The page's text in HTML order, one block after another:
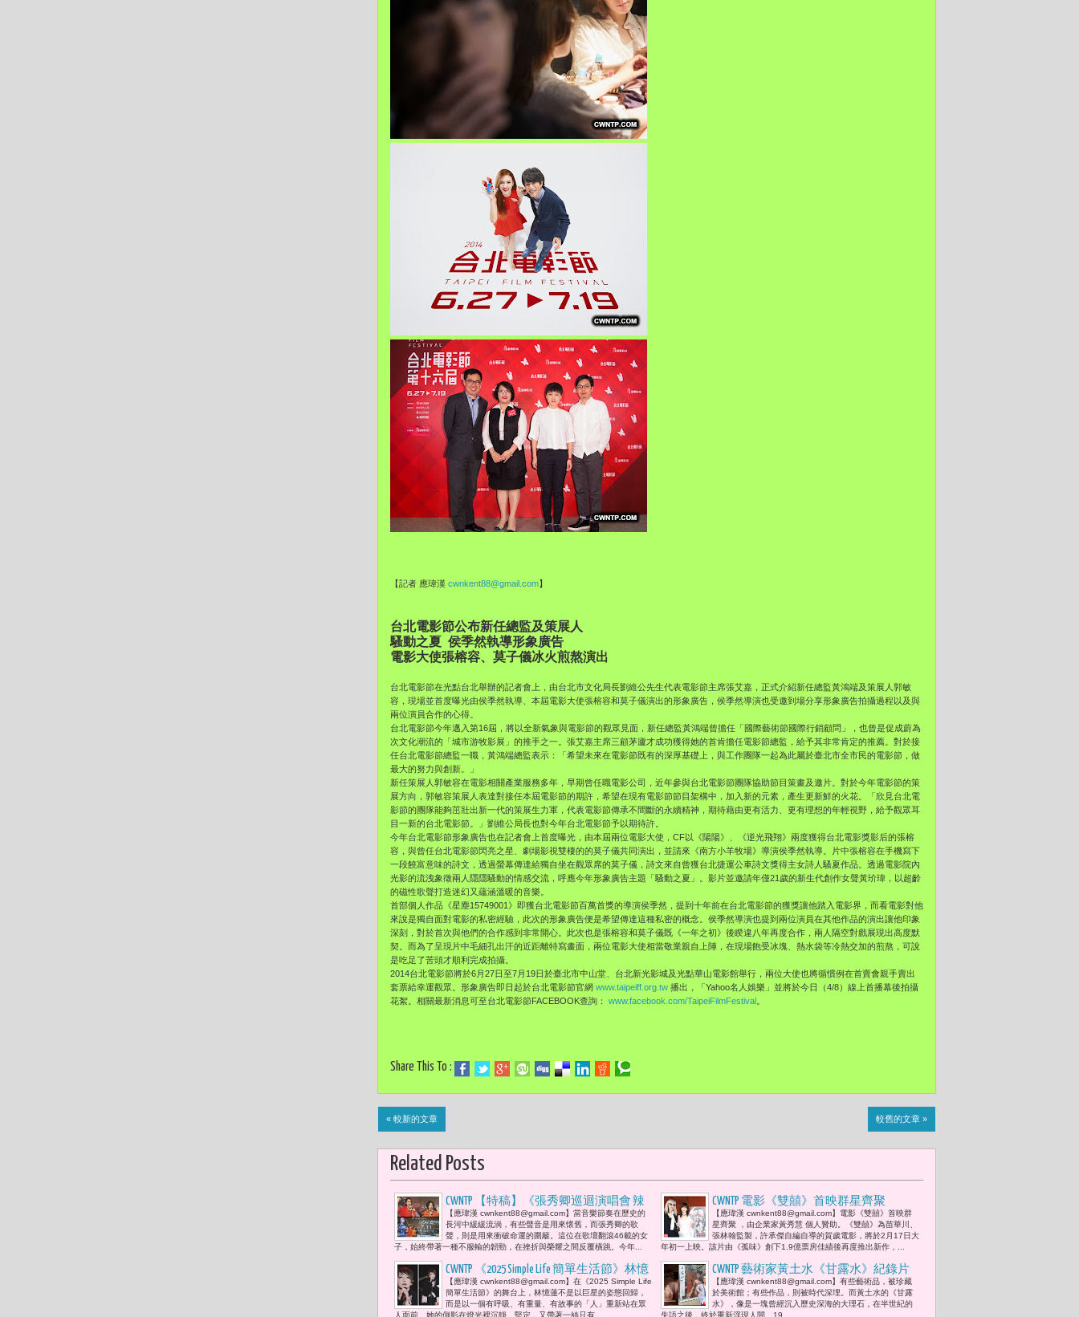
【記者 應瑋漢 cwnkent88@gmail.com】
台北電影節公布新任總監及策展人
騷動之夏 侯季然執導形象廣告
電影大使張榕容、莫子儀冰火煎熬演出
台北電影節在光點台北舉辦的記者會上，由台北市文化局長劉維公先生代表電影節主席張艾嘉，正式介紹新任總監黃鴻端及策展人郭敏
容，現場並首度曝光由侯季然執導、本屆電影大使張榕容和莫子儀演出的形象廣告，侯季然導演也受邀到場分享形象廣告拍攝過程以及與
兩位演員合作的心得。
台北電影節今年邁入第16屆，將以全新氣象與電影節的觀眾見面，新任總監黃鴻端曾擔任「國際藝術節國際行銷顧問」，也曾是促成蔚為
次文化潮流的「城市游牧影展」的推手之一。張艾嘉主席三顧茅廬才成功獲得她的首肯擔任電影節總監，給予其非常肯定的推薦。對於接
任台北電影節總監一職，黃鴻端總監表示：「希望未來在電影節既有的深厚基礎上，與工作團隊一起為此屬於臺北市全市民的電影節，做
最大的努力與創新。」
新任策展人郭敏容在電影相關產業服務多年，早期曾任職電影公司，近年參與台北電影節團隊協助節目策畫及邀片。對於今年電影節的策
展方向，郭敏容策展人表達對接任本屆電影節的期許，希望在現有電影節節目架構中，加入新的元素，產生更新鮮的火花。「欣見台北電
影節的團隊能夠茁壯出新一代的策展生力軍，代表電影節傳承不間斷的永續精神，期待藉由更有活力、更有理想的年輕視野，給予觀眾耳
目一新的台北電影節。」劉維公局長也對今年台北電影節予以期待許。
今年台北電影節形象廣告也在記者會上首度曝光，由本屆兩位電影大使，CF以《陽陽》、《逆光飛翔》兩度獲得台北電影獎影后的張榕
容，與曾任台北電影節閃亮之星、劇場影視雙棲的的莫子儀共同演出，並請來《南方小羊牧場》導演侯季然執導。片中張榕容在手機寫下
一段饒富意味的詩文，透過螢幕傳達給獨自坐在觀眾席的莫子儀，詩文來自曾獲台北捷運公車詩文獎得主女詩人騷夏作品。透過電影院內
光影的流洩象徵兩人隱隱騷動的情感交流，呼應今年形象廣告主題「騷動之夏」。影片並邀請年僅21歲的新生代創作女聲黃玠瑋，以超齡
的磁性歌聲打造迷幻又蘊涵溫暖的音樂。
首部個人作品《星塵15749001》即獲台北電影節百萬首獎的導演侯季然，提到十年前在台北電影節的獲獎讓他踏入電影界，而看電影對他
來說是獨自面對電影的私密經驗，此次的形象廣告便是希望傳達這種私密的概念。侯季然導演也提到兩位演員在其他作品的演出讓他印象
深刻，對於首次與他們的合作感到非常開心。此次也是張榕容和莫子儀既《一年之初》後睽違八年再度合作，兩人隔空對戲展現出高度默
契。而為了呈現片中毛細孔出汗的近距離特寫畫面，兩位電影大使相當敬業親自上陣，在現場飽受冰塊、熱水袋等冷熱交加的煎熬，可說
是吃足了苦頭才順利完成拍攝。
2014台北電影節將於6月27日至7月19日於臺北市中山堂、台北新光影城及光點華山電影館舉行，兩位大使也將循慣例在首賣會親手賣出
套票給幸運觀眾。形象廣告即日起於台北電影節官網 www.taipeiff.org.tw 播出，「Yahoo名人娛樂」並將於今日（4/8）線上首播幕後拍攝
花絮。相關最新消息可至台北電影節FACEBOOK查詢： www.facebook.com/TaipeiFilmFestival
Share This To :
« 較新的文章 較舊的文章 »
Related Posts
CWNTP 【特稿】《張秀卿巡迴演唱會 辣
妹駕到2》張秀卿以「神力女超人」奮
戰台語歌壇 綜藝大姊大于美人現身「重
量級」加持「神力並非天賦，而是人在
無數次跌倒後，依然決定拍拍灰塵，對
命運挑眉說『再來』的那份韌性。」
【應瑋漢 cwnkent88@gmail.com】當音樂節奏在歷史的
長河中緩緩流淌，有些聲音是用來懷舊，而張秀卿的歌
聲，則是用來衝破命運的圍籬。這位在歌壇翻滾46載的女
子，始終帶著一種不服輸的韌勁，在挫折與榮耀之間反覆橫跳。今年...
CWNTP 電影《雙囍》首映群星齊聚
【應瑋漢 cwnkent88@gmail.com】電影《雙囍》首映群
星齊聚 ，由企業家黃秀慧 個人贊助。《雙囍》為苗華川、
張林翰監製，許承傑自編自導的賀歲電影，將於2月17日大
年初一上映。該片由《孤味》創下1.9億票房佳績後再度推出新作，...
CWNTP 《2025 Simple Life 簡單生活節》林憶
蓮以歌聲畫出了自己的內在地圖：「從
理解自己，到理解世界；從接受失去，
【應瑋漢 cwnkent88@gmail.com】在《2025 Simple Life
簡單生活節》的舞台上，林憶蓮不是以巨星的姿態回歸，
而是以一個有呼吸、有重量、有故事的「人」重新站在眾
人面前。她的側影在燈光裡沉靜、堅定，又帶著一絲只有...
CWNTP 藝術家黃土水《甘露水》紀錄片
發表 一鑿一刻之間 臺灣終於聽見自己
的靈魂 胡寶莉深受感動「出生在台灣，
【應瑋漢 cwnkent88@gmail.com】有些藝術品，被珍藏
於美術館；有些作品，則被時代深埋。而黃土水的《甘露
水》，像是一塊曾經沉入歷史深海的大理石，在半世紀的
失語之後，終於重新浮現人間。19...